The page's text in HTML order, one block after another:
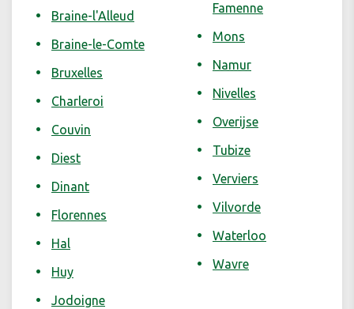
Braine-l'Alleud
Braine-le-Comte
Bruxelles
Charleroi
Couvin
Diest
Dinant
Florennes
Hal
Huy
Jodoigne
Famenne
Mons
Namur
Nivelles
Overijse
Tubize
Verviers
Vilvorde
Waterloo
Wavre